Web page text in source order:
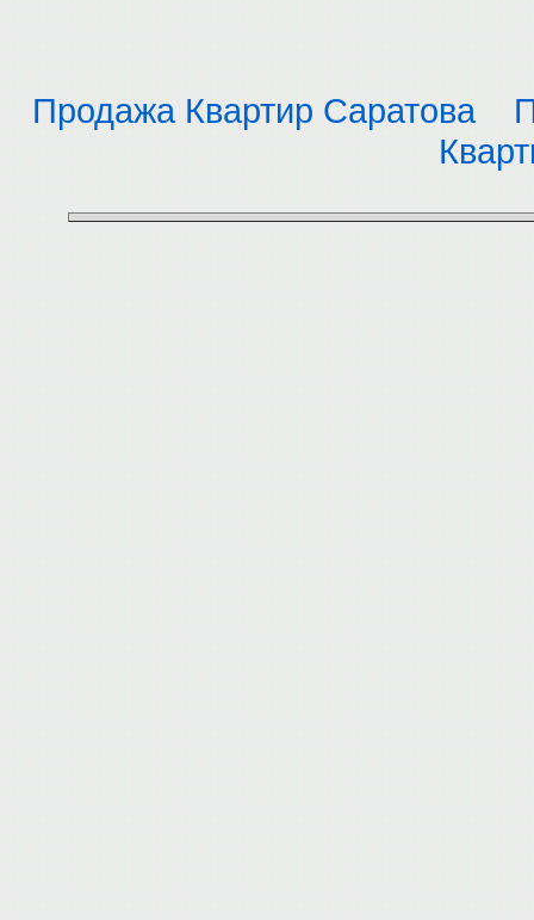
Продажа Квартир Саратова